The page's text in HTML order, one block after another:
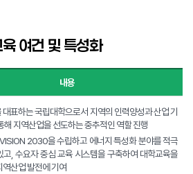
여건 및 특성화
내용
대표하는 국립대학으로서 지역의 인력양성과 산업 기
해 지역산업을 선도하는 중추적인 역할 진행
2030을 수립하고 에너지 특성화 분야를 적극
고, 수요자 중심 교육 시스템을 구축하여 대학교육을
역산업 발전에 기여